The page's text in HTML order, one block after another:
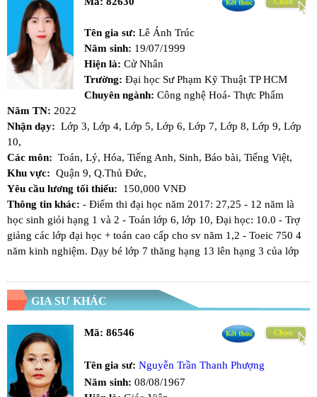
Tên gia sư: Lê Ánh Trúc
Năm sinh: 19/07/1999
Hiện là: Cử Nhân
Trường: Đại học Sư Phạm Kỹ Thuật TP HCM
Chuyên ngành: Công nghệ Hoá- Thực Phẩm
Năm TN: 2022
Nhận dạy: Lớp 3, Lớp 4, Lớp 5, Lớp 6, Lớp 7, Lớp 8, Lớp 9, Lớp
10,
Các môn: Toán, Lý, Hóa, Tiếng Anh, Sinh, Báo bài, Tiếng Việt,
Khu vực: Quận 9, Q.Thủ Đức,
Yêu cầu lương tối thiểu:
150,000 VNĐ
Thông tin khác: - Điểm thi đại học năm 2017: 27,25 - 12 năm là
học sinh giỏi hạng 1 và 2 - Toán lớp 6, lớp 10, Đại học: 10.0 - Trợ
giảng các lớp đại học + toán cao cấp cho sv năm 1,2 - Toeic 750 4
năm kinh nghiệm. Dạy bé lớp 7 thăng hạng 13 lên hạng 3 của lớp
GIA SƯ KHÁC
Mã: 86546
Tên gia sư: Nguyễn Trần Thanh Phượng
Năm sinh: 08/08/1967